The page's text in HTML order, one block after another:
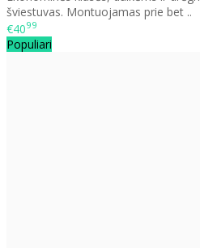
šviestuvas. Montuojamas prie bet ..
€4099
Populiari